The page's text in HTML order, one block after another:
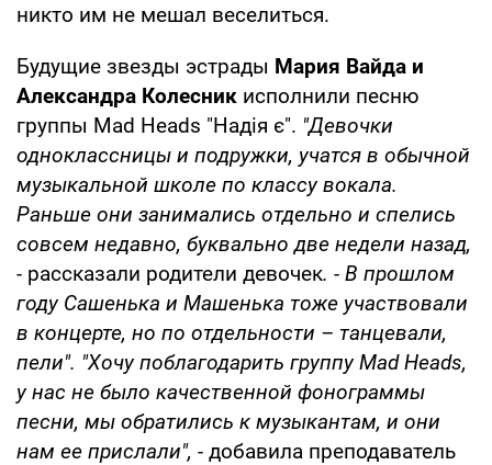
никто им не мешал веселиться.
Будущие звезды эстрады Мария Вайда и
Александра Колесник исполнили песню
группы Mad Heads "Надія є". "Девочки
одноклассницы и подружки, учатся в обычной
музыкальной школе по классу вокала.
Раньше они занимались отдельно и спелись
совсем недавно, буквально две недели назад,
- рассказали родители девочек. - В прошлом
году Сашенька и Машенька тоже участвовали
в концерте, но по отдельности – танцевали,
пели". "Хочу поблагодарить группу Mad Heads,
у нас не было качественной фонограммы
песни, мы обратились к музыкантам, и они
нам ее прислали", - добавила преподаватель